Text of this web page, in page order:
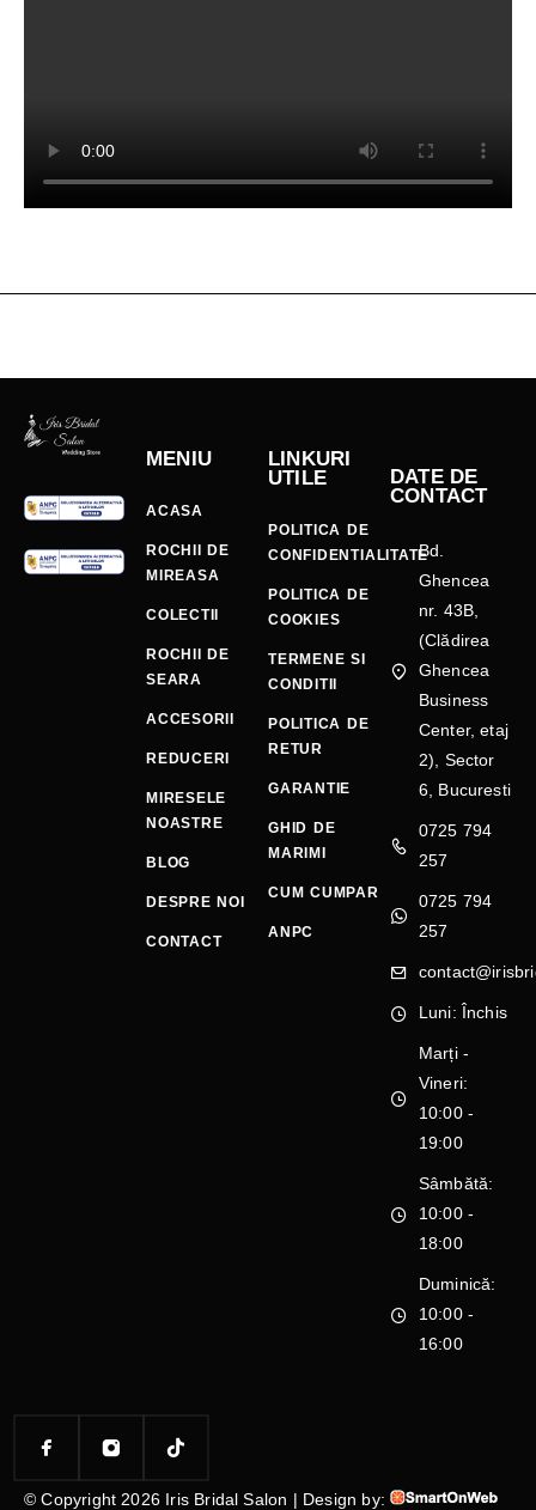
MENIU
ACASA
ROCHII DE
MIREASA
COLECTII
ROCHII DE
SEARA
ACCESORII
REDUCERI
MIRESELE
NOASTRE
BLOG
DESPRE NOI
CONTACT
LINKURI
UTILE
POLITICA DE
CONFIDENTIALITATE
POLITICA DE
COOKIES
TERMENE SI
CONDITII
POLITICA DE
RETUR
GARANTIE
GHID DE
MARIMI
CUM CUMPAR
ANPC
DATE DE
CONTACT
Bd.
Ghencea
nr. 43B,
(Clădirea
Ghencea
Business
Center, etaj
2), Sector
6, Bucuresti
0725 794
257
0725 794
257
Luni: Închis
Marți -
Vineri:
10:00 -
19:00
Sâmbătă:
10:00 -
18:00
Duminică:
10:00 -
16:00
© Copyright 2026 Iris Bridal Salon | Design by: